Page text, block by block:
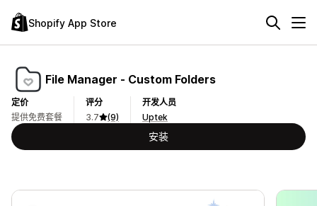
Shopify App Store
File Manager ‑ Custom Folders
定价
提供免费套餐
评分
3.7
(9)
开发人员
Uptek
安装